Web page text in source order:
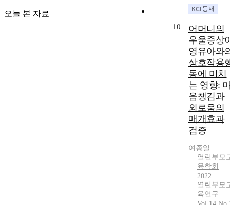
오늘 본 자료
10
어머니의
우울증상
영유아와
상호작용
동에 미치
는 영향:
음챙김과
외로움의
매개효과
검증
여종일
열린부모
육학회
2022
열린부모
육연구